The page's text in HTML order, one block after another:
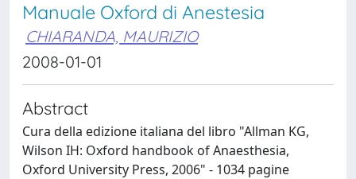
Manuale Oxford di Anestesia
CHIARANDA, MAURIZIO
2008-01-01
Abstract
Cura della edizione italiana del libro "Allman KG,
Wilson IH: Oxford handbook of Anaesthesia,
Oxford University Press, 2006" - 1034 pagine